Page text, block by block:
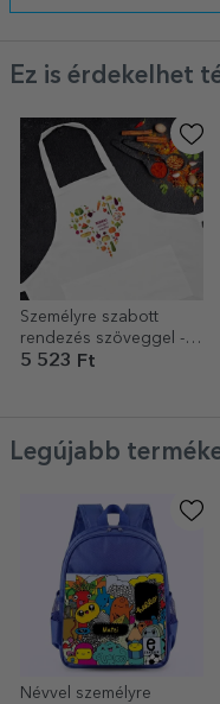
Ez is érdekelhet
Személyre szabott
rendezés szöveggel -
szív alakú ételmodell
5 523 Ft
Legújabb
Névvel személyre